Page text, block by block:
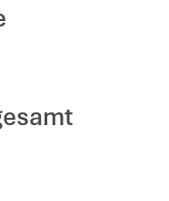
nimmt zur